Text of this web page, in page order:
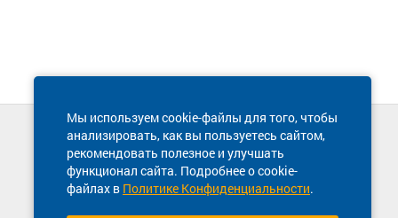
Мы используем cookie-файлы для того, чтобы
анализировать, как вы пользуетесь сайтом,
рекомендовать полезное и улучшать
функционал сайта. Подробнее о cookie-
файлах в Политике Конфиденциальности.
Техническая поддержка сайта
8 800 600-03-38